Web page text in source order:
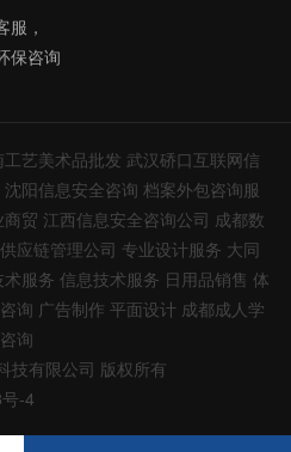
服，
保咨询
工艺美术品批发 武汉硚口互联网信
沈阳信息安全咨询 档案外包咨询服
商贸 江西信息安全咨询公司 成都数
应链管理公司 专业设计服务 大同
服务 信息技术服务 日用品销售 体
询 广告制作 平面设计 成都成人学
询
技有限公司 版权所有
-4